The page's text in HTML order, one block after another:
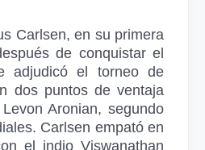
Carlsen, en su primera
de conquistar el
adjudicó el torneo de
dos puntos de ventaja
Aronian, segundo
Carlsen empató en
el indio Viswanathan